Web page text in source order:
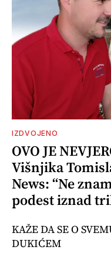
IZDVOJENO
OVO JE
Višnjika
News: “Ne
podest iznad
KAŽE DA SE O
DUKIĆEM